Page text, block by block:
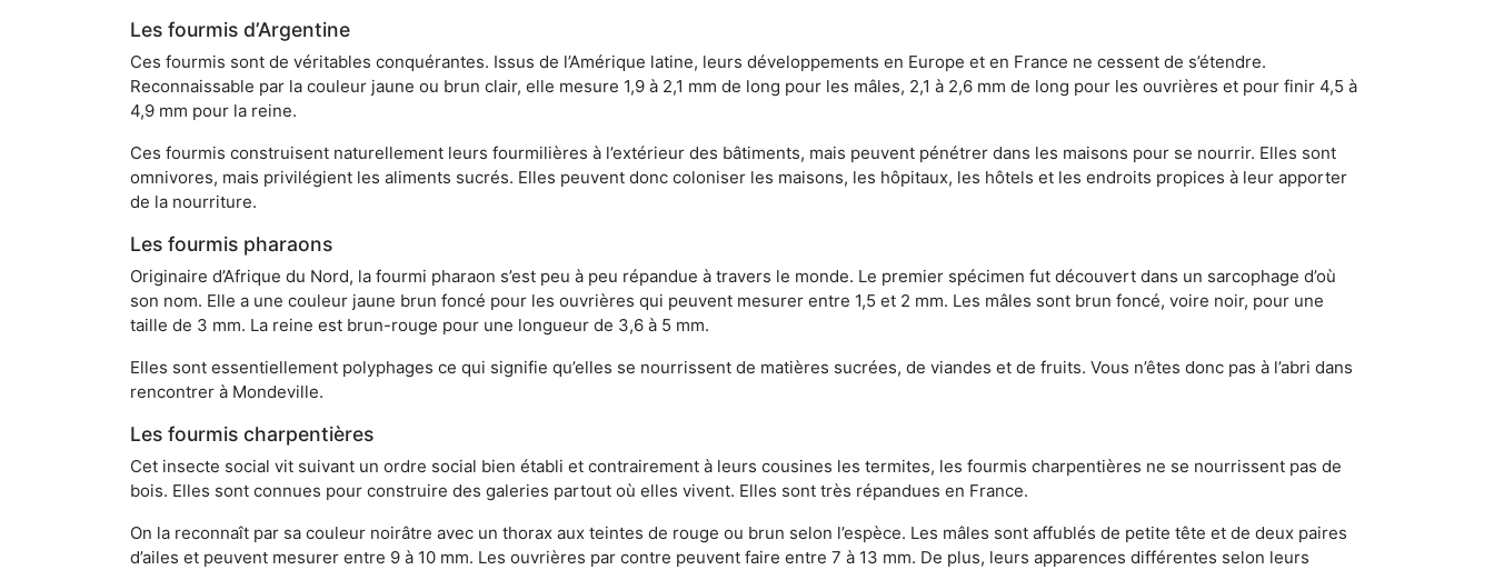
Les fourmis d’Argentine
Ces fourmis sont de véritables conquérantes. Issus de l’Amérique latine, leurs développements en Europe et en France ne cessent de s’étendre.
Reconnaissable par la couleur jaune ou brun clair, elle mesure 1,9 à 2,1 mm de long pour les mâles, 2,1 à 2,6 mm de long pour les ouvrières et pour finir 4,5 à
4,9 mm pour la reine.
Ces fourmis construisent naturellement leurs fourmilières à l’extérieur des bâtiments, mais peuvent pénétrer dans les maisons pour se nourrir. Elles sont
omnivores, mais privilégient les aliments sucrés. Elles peuvent donc coloniser les maisons, les hôpitaux, les hôtels et les endroits propices à leur apporter
de la nourriture.
Les fourmis pharaons
Originaire d’Afrique du Nord, la fourmi pharaon s’est peu à peu répandue à travers le monde. Le premier spécimen fut découvert dans un sarcophage d’où
son nom. Elle a une couleur jaune brun foncé pour les ouvrières qui peuvent mesurer entre 1,5 et 2 mm. Les mâles sont brun foncé, voire noir, pour une
taille de 3 mm. La reine est brun-rouge pour une longueur de 3,6 à 5 mm.
Elles sont essentiellement polyphages ce qui signifie qu’elles se nourrissent de matières sucrées, de viandes et de fruits. Vous n’êtes donc pas à l’abri dans
rencontrer à Mondeville.
Les fourmis charpentières
Cet insecte social vit suivant un ordre social bien établi et contrairement à leurs cousines les termites, les fourmis charpentières ne se nourrissent pas de
bois. Elles sont connues pour construire des galeries partout où elles vivent. Elles sont très répandues en France.
On la reconnaît par sa couleur noirâtre avec un thorax aux teintes de rouge ou brun selon l’espèce. Les mâles sont affublés de petite tête et de deux paires
d’ailes et peuvent mesurer entre 9 à 10 mm. Les ouvrières par contre peuvent faire entre 7 à 13 mm. De plus, leurs apparences différentes selon leurs